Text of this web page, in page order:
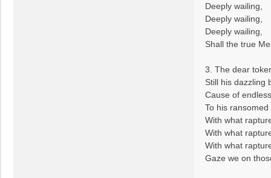
Deeply wailing,
Deeply wailing,
Deeply wailing,
Shall the true
3. The dear
Still his dazzling
Cause of
To his
With what
With what
With what
Gaze we on